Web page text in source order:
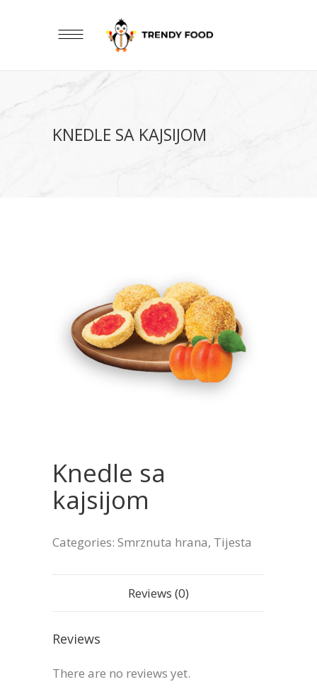
KNEDLE SA KAJSIJOM
Knedle sa
kajsijom
Categories: Smrznuta hrana, Tijesta
Reviews (0)
Reviews
There are no reviews yet.